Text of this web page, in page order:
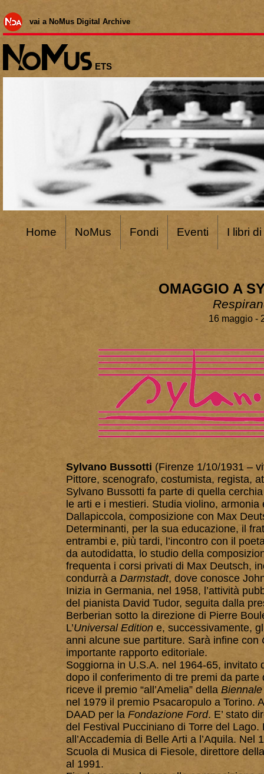
Home NoMus Fondi Eventi I libri
vai a NoMus Digital Archive
ETS
OMAGGIO A
16 maggio -
Sylvano Bussotti (Firenze 1/10/1931 –
Pittore, scenografo, costumista, regista,
Sylvano Bussotti fa parte di quella
le arti e i mestieri. Studia violino,
Dallapiccola, composizione con Max
Determinanti, per la sua educazione, il
entrambi e, più tardi, l’incontro con il
da autodidatta, lo studio della
frequenta i corsi privati di Max Deutsch,
condurrà a Darmstadt, dove conosce
Inizia in Germania, nel 1958, l’attività
del pianista David Tudor, seguita dalla
Berberian sotto la direzione di Pierre
L’Universal Edition e, successivamente,
anni alcune sue partiture. Sarà infine con
importante rapporto editoriale.
Soggiorna in U.S.A. nel 1964-65, invitato
dopo il conferimento di tre premi da
riceve il premio “all’Amelia” della
nel 1979 il premio Psacaropulo a Torino.
DAAD per la Fondazione Ford. E’ stato
del Festival Pucciniano di Torre del
all’Accademia di Belle Arti a l’Aquila.
Scuola di Musica di Fiesole, direttore
al 1991.